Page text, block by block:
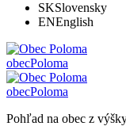
SKSlovensky
ENEnglish
obecPoloma
obecPoloma
Pohľad na obec z